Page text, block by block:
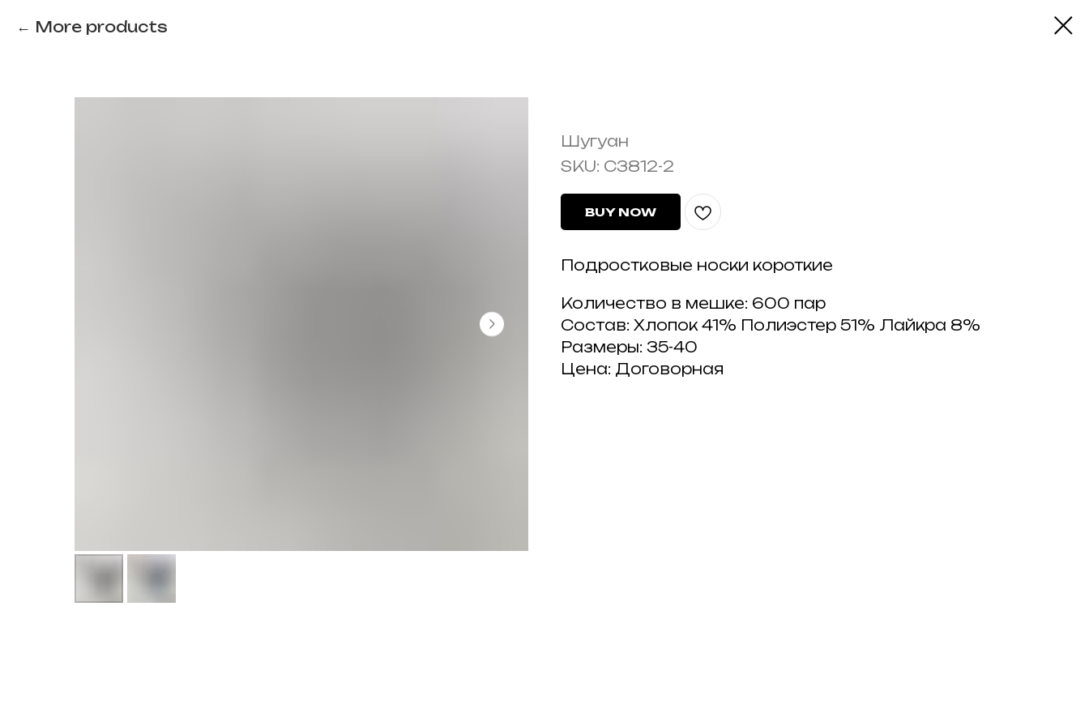
More products
Шугуан
SKU: C3812-2
BUY NOW
Подростковые носки короткие
Количество в мешке: 600 пар
Состав: Хлопок 41% Полиэстер 51% Лайкра 8%
Размеры: 35-40
Цена: Договорная